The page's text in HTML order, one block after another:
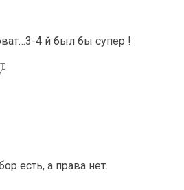
4 й был бы супер !
есть, а права нет.